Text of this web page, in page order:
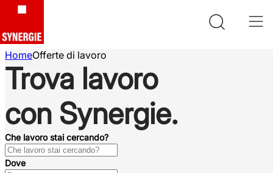
HomeOfferte di lavoro
Trova lavoro
con Synergie.
Che lavoro stai cercando?
Dove